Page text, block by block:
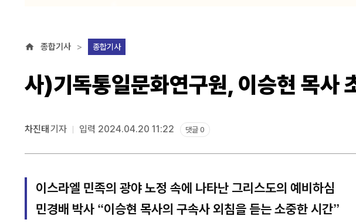
종합기사 종합기사
사)기독통일문화연구원, 이승현 목사
차진태 기자 입력 2024.04.20 11:22 댓글 0
이스라엘 민족의 광야 노정 속에 나타난 그리스도의 예비하심
민경배 박사 “이승현 목사의 구속사 외침을 듣는 소중한 시간”